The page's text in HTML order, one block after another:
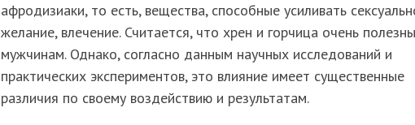
афродизиаки, то есть, вещества, способные усиливать
желание, влечение. Считается, что хрен и горчица очень полезны
мужчинам. Однако, согласно данным научных исследований и
практических экспериментов, это влияние имеет существенные
различия по своему воздействию и результатам.